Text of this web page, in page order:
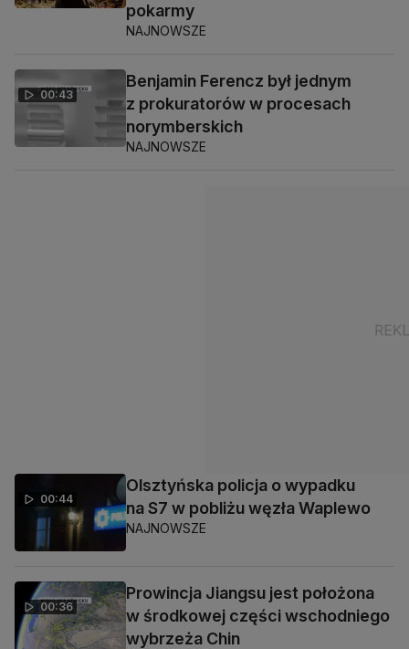
pokarmy
NAJNOWSZE
00:43
Benjamin Ferencz był jednym
z prokuratorów w procesach
norymberskich
NAJNOWSZE
00:44
Olsztyńska policja o wypadku
na S7 w pobliżu węzła Waplewo
NAJNOWSZE
00:36
Prowincja Jiangsu jest położona
w środkowej części wschodniego
wybrzeża Chin